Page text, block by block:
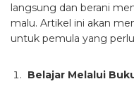
langsung dan berani
malu. Artikel ini akan
untuk pemula yang
Belajar Melalui